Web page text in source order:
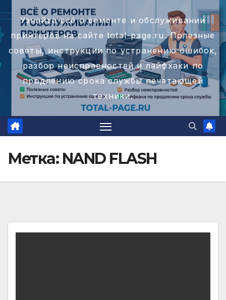
Перейти
к
содержимому
Узнайте всё о ремонте и обслуживании
принтеров на сайте total-page.ru. Полезные
советы, инструкции по устранению ошибок,
разбор неисправностей и лайфхаки по
продлению срока службы печатающей
техники.
Метка: NAND FLASH